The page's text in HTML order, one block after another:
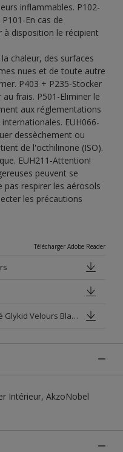
inflammables. P102-
En cas de
à disposition le récipient
la chaleur, des surfaces
nues et de toute autre
P403 + P235-Stocker
frais. P501-Eliminer le
aux réglementations
EUH066-
dessèchement ou
de l'octhilinone (ISO).
EUH211-Attention!
peuvent se
respirer les aérosols
les précautions
Télécharger Adobe Reader
Fiche de données de sécurité Glykid Velours Blanc Base P
Intérieur, AkzoNobel